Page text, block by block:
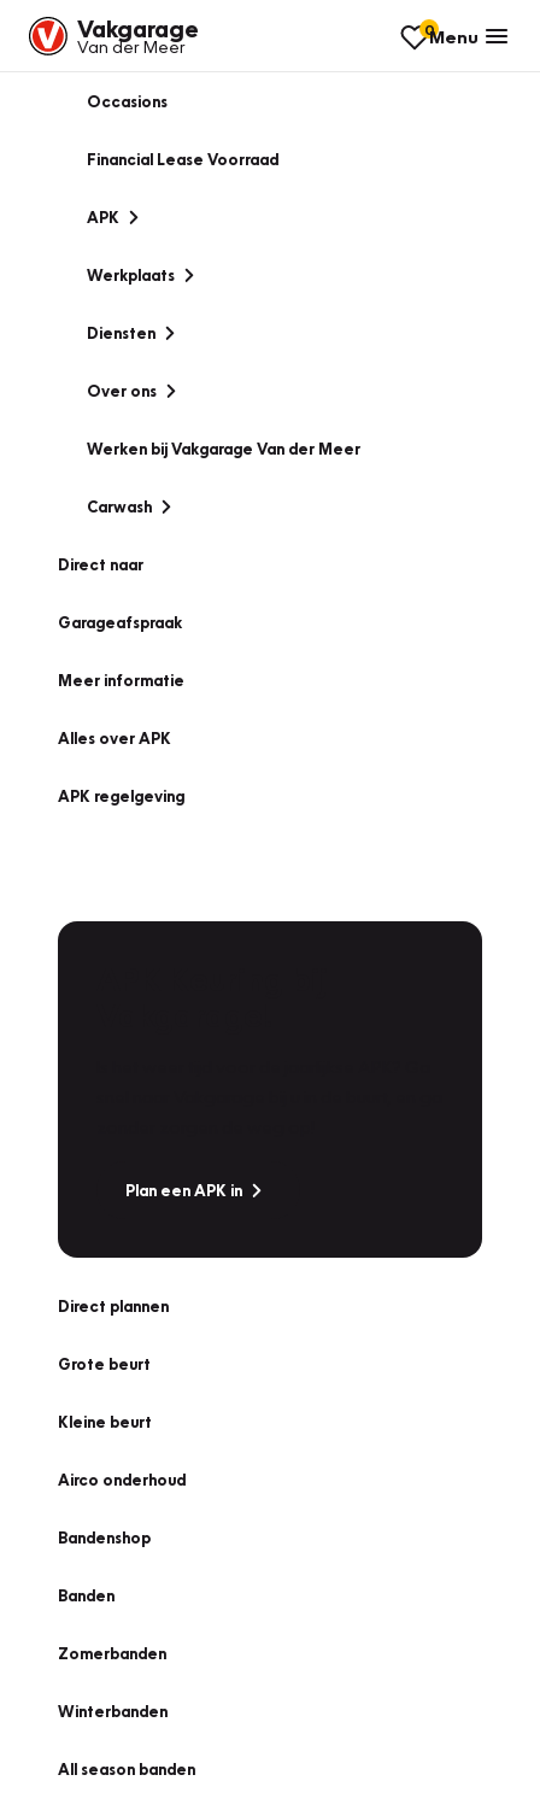
Vakgarage
Van der Meer
0Menu
Occasions
Financial Lease Voorraad
APK
Werkplaats
Diensten
Over ons
Werken bij Vakgarage Van der Meer
Carwash
Direct naar
Garageafspraak
Meer informatie
Alles over APK
APK regelgeving
Plan een APK in
Direct plannen
Grote beurt
Kleine beurt
Airco onderhoud
Bandenshop
Banden
Zomerbanden
Winterbanden
All season banden